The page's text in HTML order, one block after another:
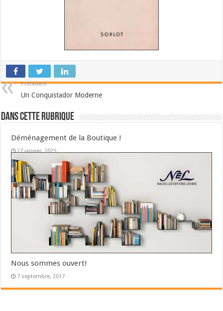
Précédent
Un Conquistador Moderne
Dans cette Rubrique
Déménagement de la Boutique !
27 janvier, 2025
Nous sommes ouvert!
7 septembre, 2017